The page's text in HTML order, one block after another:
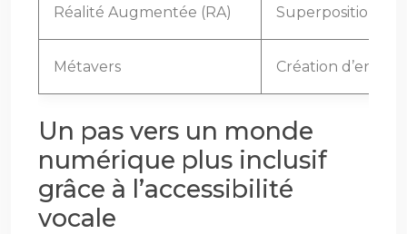
Réalité Augmentée (RA) Superposition
Métavers Création
Un pas vers un monde
numérique plus inclusif
grâce à l’accessibilité
vocale